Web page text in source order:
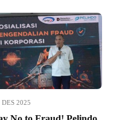
DES 2025